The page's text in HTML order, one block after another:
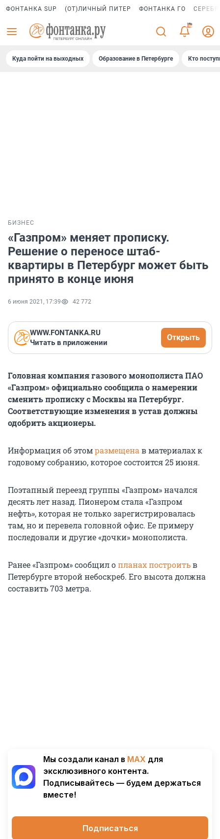
ФОНТАНКА SUP (ОТ)ЛИЧНЫЙ ПИТЕР ФОНТАНКА ГО
Куда пойти на выходных Образование в Петербурге Кто
БИЗНЕС
«Газпром» меняет прописку.
Решение о переносе штаб-
квартиры в Петербург может быть
принято в конце июня
6 июня 2021, 17:39 42 772
WWW.FONTANKA.RU
Читать в приложении
Открыть
Головная компания газового монополиста ПАО
«Газпром» официально сообщила о намерении
сменить прописку с Москвы на Петербург.
Соответствующие изменения в устав должны
одобрить акционеры.
Информация об этомразмещена в материалах к
годовому собранию, которое состоится 25 июня.
Поэтапный переезд группы «Газпром» начался
десять лет назад. Пионером стала «Газпром
нефть», которая не только зарегистрировалась
там, но и перевела головной офис. Ее примеру
последовали и другие «дочки» монополиста.
Ранее «Газпром» сообщил опланах построитьв
Петербурге второй небоскреб. Его высота должна
составить 703 метра.
Мы создали канал в MAX для
эксклюзивного контента.
Подписывайтесь — будем держаться
вместе!
Подписаться